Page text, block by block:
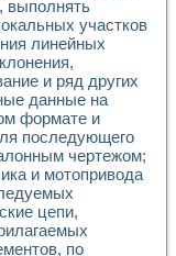
переходных
швов на базе
систем
стенды
по измерению
комплексы для
нелинейных
в процесе
WORKBENCH-
«Цифровые
на основе LabVIEW
выполнять
участков
линейных
и ряд других
данные на
формате и
последующего
чертежом;
и мотопривода
цепи,
по